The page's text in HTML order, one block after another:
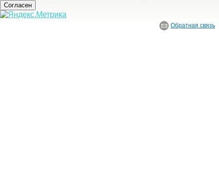
Согласен
Обратная связь